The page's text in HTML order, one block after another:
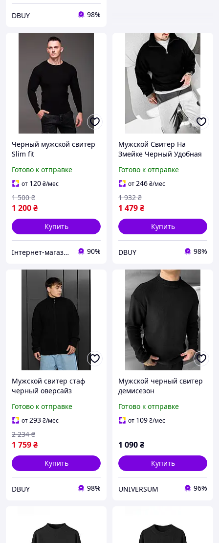
DBUY 98%
Черный мужской свитер
Slim fit
Готово к отправке
от 120₴/мес
1 200₴
1 500 ₴
Купить
Інтернет-магазин Look 100 Clothes 90%
Мужской Свитер На
Змейке Черный Удобная
Чоловічий Светр На
Змійці Чорний Зручний
Однотонна Кофта
Готово к отправке
от246₴/мес
1 479₴
1 932 ₴
Купить
DBUY 98%
Мужской свитер стаф
черный оверсайз
black oversize DBUY
чоловічий светр стаф
чорний оверсайз
вязаний кофта
Готово к отправке
от293₴/мес
1 759₴
2 234 ₴
Купить
DBUY 98%
Мужской черный свитер
демисезон
Готово к отправке
от 109₴/мес
1 090₴
Купить
UNIVERSUM 96%